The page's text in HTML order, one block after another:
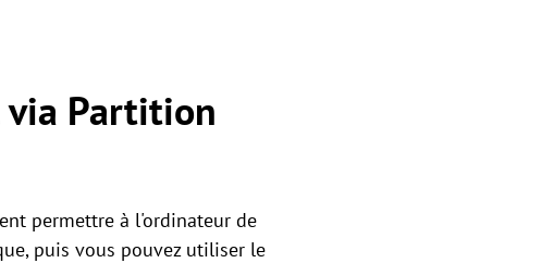
via Partition
permettre à l'ordinateur de
puis vous pouvez utiliser le